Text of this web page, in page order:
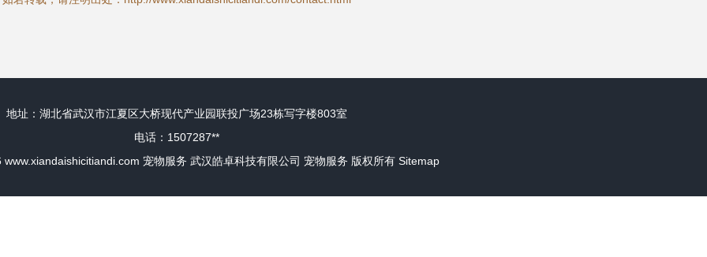
地址：湖北省武汉市江夏区大桥现代产业园联投广场23栋写字楼803室
电话：1507287**
www.xiandaishicitiandi.com 宠物服务 武汉皓卓科技有限公司 宠物服务 版权所有 Sitemap